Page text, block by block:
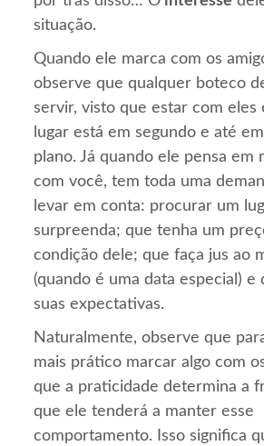
situação.
Quando ele marca com os
observe que qualquer boteco
servir, visto que estar com eles
lugar está em segundo e até
plano. Já quando ele pensa em
com você, tem toda uma
levar em conta: procurar um
surpreenda; que tenha um
condição dele; que faça jus ao
(quando é uma data especial) e
suas expectativas.
Naturalmente, observe que
mais prático marcar algo com
que a praticidade determina a
que ele tenderá a manter esse
comportamento. Isso significa